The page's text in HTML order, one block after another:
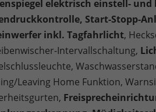
elektrisch einstell- und
Start-Stopp-
inkl. Tagfahrlicht,
Intervallschaltung,
Leaving Home Funktion,